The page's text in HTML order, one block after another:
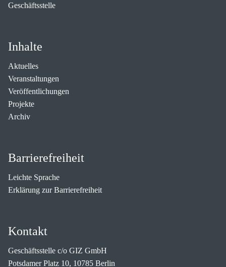
Geschäftsstelle
Inhalte
Aktuelles
Veranstaltungen
Veröffentlichungen
Projekte
Archiv
Barrierefreiheit
Leichte Sprache
Erklärung zur Barrierefreiheit
Kontakt
Geschäftsstelle c/o GIZ GmbH
Potsdamer Platz 10, 10785 Berlin